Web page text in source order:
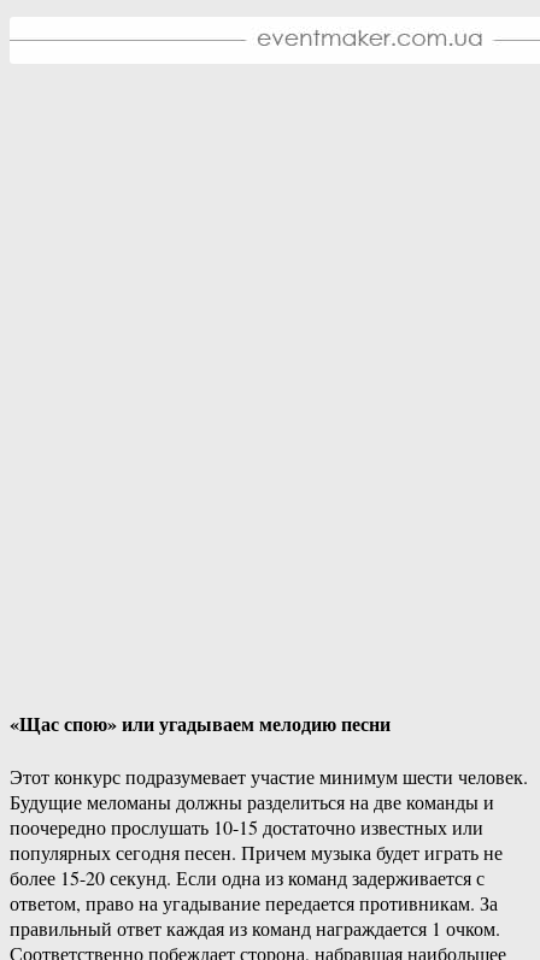
«Щас спою» или угадываем мелодию песни
Этот конкурс подразумевает участие минимум шести человек.
Будущие меломаны должны разделиться на две команды и
поочередно прослушать 10-15 достаточно известных или
популярных сегодня песен. Причем музыка будет играть не
более 15-20 секунд. Если одна из команд задерживается с
ответом, право на угадывание передается противникам. За
правильный ответ каждая из команд награждается 1 очком.
Соответственно побеждает сторона, набравшая наибольшее